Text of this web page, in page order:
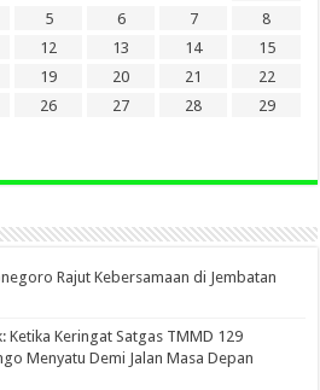
5 6 7
8
12 13 14
15
19 20 21
22
26 27 28
29
Rajut Kebersamaan di Jembatan
Ketika Keringat Satgas TMMD 129
Menyatu Demi Jalan Masa Depan